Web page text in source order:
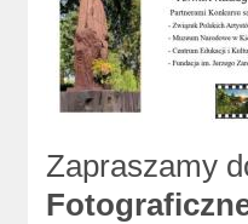
Zapraszamy